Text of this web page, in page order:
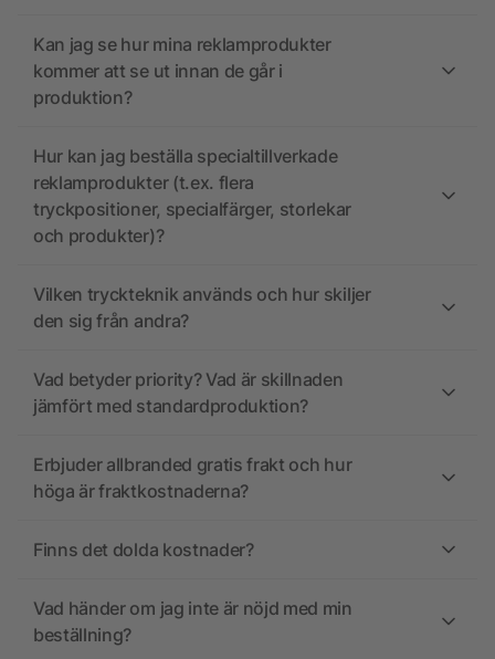
Kan jag se hur mina reklamprodukter
kommer att se ut innan de går i
produktion?
Hur kan jag beställa specialtillverkade
reklamprodukter (t.ex. flera
tryckpositioner, specialfärger, storlekar
och produkter)?
Vilken tryckteknik används och hur skiljer
den sig från andra?
Vad betyder priority? Vad är skillnaden
jämfört med standardproduktion?
Erbjuder allbranded gratis frakt och hur
höga är fraktkostnaderna?
Finns det dolda kostnader?
Vad händer om jag inte är nöjd med min
beställning?